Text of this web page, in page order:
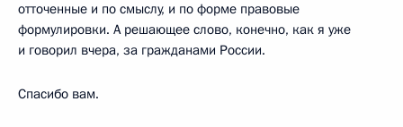
отточенные и по смыслу, и по форме правовые
формулировки. А решающее слово, конечно, как я уже
и говорил вчера, за гражданами России.
Спасибо вам.